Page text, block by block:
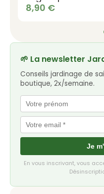
8,90 €
🌱 La newsletter
Conseils jardinage de
boutique, 2x/semaine.
Je
En vous inscrivant, vous